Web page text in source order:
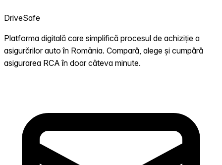
DriveSafe
Platforma digitală care simplifică procesul de achiziție a
asigurărilor auto în România. Compară, alege și cumpără
asigurarea RCA în doar câteva minute.